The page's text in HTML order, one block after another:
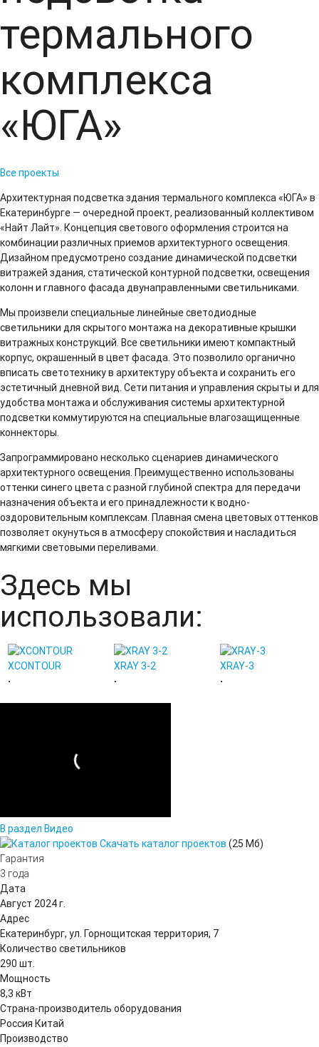
термального
комплекса
«ЮГА»
Все проекты
Архитектурная подсветка здания термального комплекса «ЮГА» в
Екатеринбурге — очередной проект, реализованный коллективом
«Найт Лайт». Концепция светового оформления строится на
комбинации различных приемов архитектурного освещения.
Дизайном предусмотрено создание динамической подсветки
витражей здания, статической контурной подсветки, освещения
колонн и главного фасада двунаправленными светильниками.
Мы произвели специальные линейные светодиодные
светильники для скрытого монтажа на декоративные крышки
витражных конструкций. Все светильники имеют компактный
корпус, окрашенный в цвет фасада. Это позволило органично
вписать светотехнику в архитектуру объекта и сохранить его
эстетичный дневной вид. Сети питания и управления скрыты и для
удобства монтажа и обслуживания системы архитектурной
подсветки коммутируются на специальные влагозащищенные
коннекторы.
Запрограммировано несколько сценариев динамического
архитектурного освещения. Преимущественно использованы
оттенки синего цвета с разной глубиной спектра для передачи
назначения объекта и его принадлежности к водно-
оздоровительным комплексам. Плавная смена цветовых оттенков
позволяет окунуться в атмосферу спокойствия и насладиться
мягкими световыми переливами.
Здесь мы
использовали:
XCONTOUR
•
XRAY 3-2
•
XRAY-3
•
В раздел Видео
Скачать каталог проектов (25 Мб)
Гарантия
3 года
Дата
Август 2024 г.
Адрес
Екатеринбург, ул. Горнощитская территория, 7
Количество светильников
290 шт.
Мощность
8,3 кВт
Страна-производитель оборудования
Россия Китай
Производство